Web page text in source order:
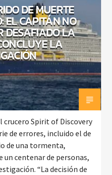
DE MUERTE
EL CAPITÁN NO
DESAFIADO LA
LA
crucero Spirit of Discovery
de errores, incluido el de
de una tormenta,
un centenar de personas,
“La decisión de